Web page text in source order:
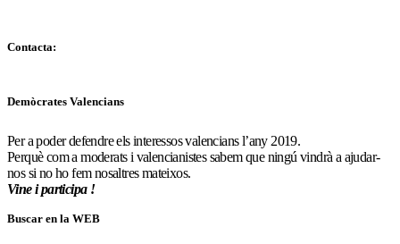
Contacta:
Demòcrates Valencians
Per a poder defendre els interessos valencians l’any 2019.
Perquè com a moderats i valencianistes sabem que ningú vindrà a ajudar-
nos si no ho fem nosaltres mateixos.
Vine i participa !
Buscar en la WEB